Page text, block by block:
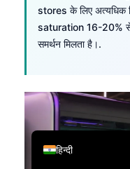
stores के लिए अत्यधिक
saturation 16-20% से
समर्थन मिलता है।.
हिन्दी
English
Deutsch
עִבְרִית
Italiano